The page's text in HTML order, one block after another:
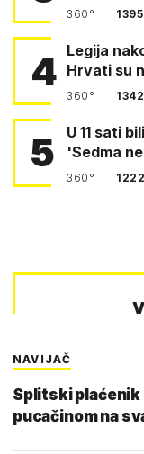
360°
4 Legija
Hrvati su
360°
5
U 11 sati bili su pred Kninom.
'Sedma
360°
NAVIJAČ
Splitski
pucačinom na